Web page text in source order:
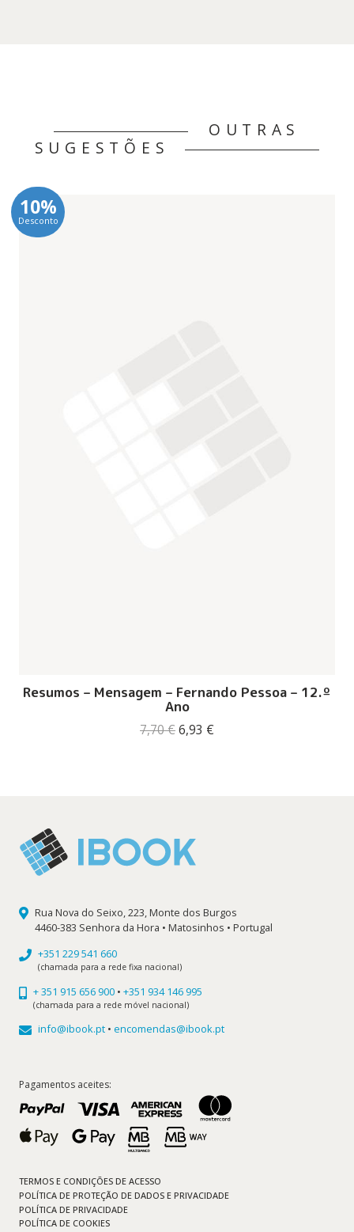
OUTRAS
SUGESTÕES
10%
Desconto
Resumos – Mensagem – Fernando Pessoa – 12.º
Ano
7,70€O
6,93 €
Rua Nova do Seixo, 223, Monte dos Burgos
4460-383 Senhora da Hora • Matosinhos • Portugal
+351 229 541 660
(chamada para a rede fixa nacional)
+ 351 915 656 900 • +351 934 146 995
(chamada para a rede móvel nacional)
info@ibook.pt • encomendas@ibook.pt
Pagamentos aceites:
TERMOS E CONDIÇÕES DE ACESSO
POLÍTICA DE PROTEÇÃO DE DADOS E PRIVACIDADE
POLÍTICA DE PRIVACIDADE
POLÍTICA DE COOKIES